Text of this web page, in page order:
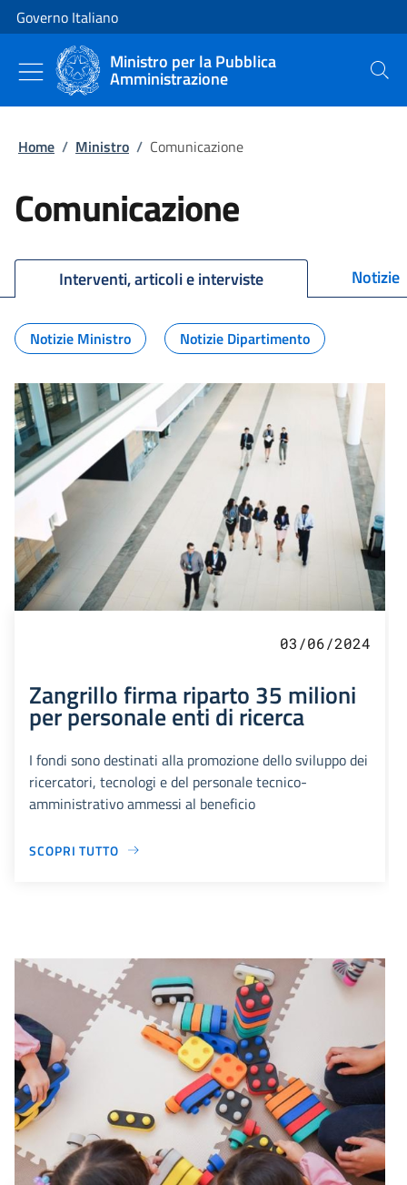
Vai al contenuto
Vai alla navigazione del sito
Governo Italiano
Ministro per la Pubblica
Amministrazione Cerca
Home / Ministro / Comunicazione
Comunicazione
Interventi, articoli e interviste Notizie
Notizie Ministro Notizie Dipartimento
03/06/2024
Zangrillo firma riparto 35 milioni
per personale enti di ricerca
I fondi sono destinati alla promozione dello sviluppo dei
ricercatori, tecnologi e del personale tecnico-
amministrativo ammessi al beneficio
SCOPRI TUTTO